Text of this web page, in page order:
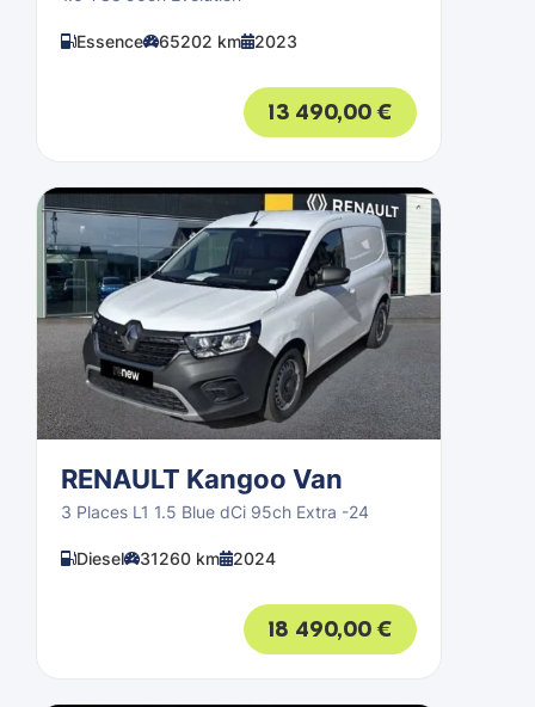
Essence 65202 km 2023
13 490,00€
RENAULT Kangoo Van
3 Places L1 1.5 Blue dCi 95ch Extra -24
Diesel 31260 km 2024
18 490,00€